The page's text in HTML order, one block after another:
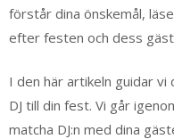
förstår dina önskemål,
efter festen och dess
I den här artikeln guidar
DJ till din fest. Vi går
matcha DJ:n med dina